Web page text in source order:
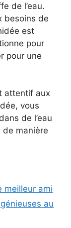
de l’eau.
besoins de
est
pour
pour une
attentif aux
vous
de l’eau
manière
meilleur ami
au